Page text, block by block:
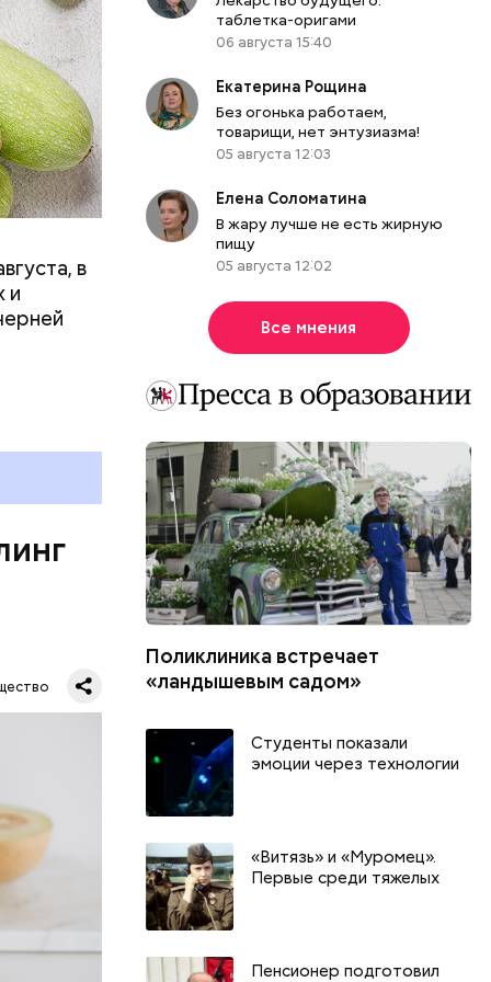
в
и
у
таблетка-оригами
06 августа 15:40
Екатерина Рощина
Без огонька работаем,
товарищи, нет энтузиазма!
05 августа 12:03
Елена Соломатина
В жару лучше не есть жирную
пищу
05 августа 12:02
Все мнения
Поликлиника встречает
«ландышевым садом»
Студенты показали
эмоции через технологии
«Витязь» и «Муромец».
Первые среди тяжелых
Пенсионер подготовил